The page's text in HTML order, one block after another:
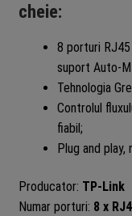
cheie:
8 porturi
suport Auto-
Tehnologia
Controlul
fiabil;
Plug and play,
Producator: TP-Link
Numar porturi: 8 x